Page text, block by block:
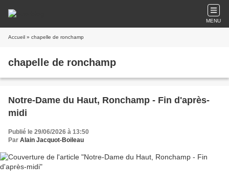
MENU
Accueil » chapelle de ronchamp
chapelle de ronchamp
Notre-Dame du Haut, Ronchamp - Fin d'après-
midi
Publié le 29/06/2026 à 13:50
Par Alain Jacquot-Boileau